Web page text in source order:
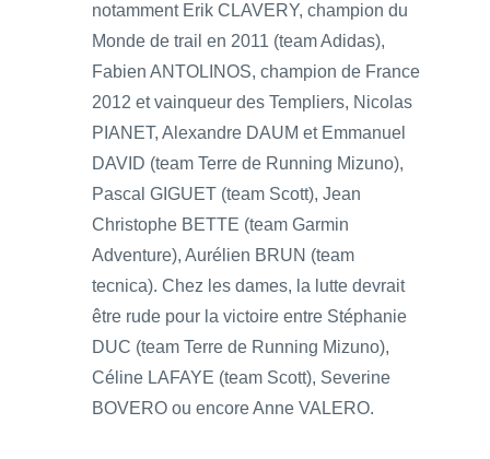
notamment Erik CLAVERY, champion du
Monde de trail en 2011 (team Adidas),
Fabien ANTOLINOS, champion de France
2012 et vainqueur des Templiers, Nicolas
PIANET, Alexandre DAUM et Emmanuel
DAVID (team Terre de Running Mizuno),
Pascal GIGUET (team Scott), Jean
Christophe BETTE (team Garmin
Adventure), Aurélien BRUN (team
tecnica). Chez les dames, la lutte devrait
être rude pour la victoire entre Stéphanie
DUC (team Terre de Running Mizuno),
Céline LAFAYE (team Scott), Severine
BOVERO ou encore Anne VALERO.